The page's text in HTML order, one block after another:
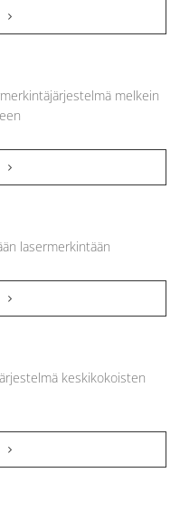
melkein
lasermerkintään
keskikokoisten